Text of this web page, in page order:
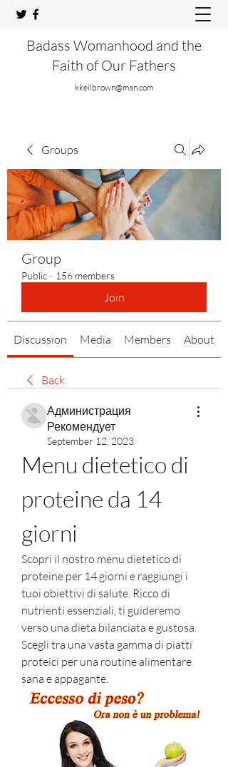
Badass Womanhood and the
Faith of Our Fathers
kkeilbrown@msn.com
Groups
Group
Public · 156 members
Join
Discussion Media Members About
Back
Администрация
Рекомендует
September 12, 2023
Menu dietetico di
proteine ​​da 14
giorni
Scopri il nostro menu dietetico di
proteine per 14 giorni e raggiungi i
tuoi obiettivi di salute. Ricco di
nutrienti essenziali, ti guideremo
verso una dieta bilanciata e gustosa.
Scegli tra una vasta gamma di piatti
proteici per una routine alimentare
sana e appagante.